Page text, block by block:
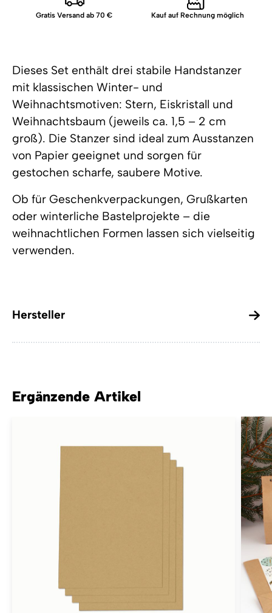
Dieses Set enthält drei stabile Handstanzer
mit klassischen Winter- und
Weihnachtsmotiven: Stern, Eiskristall und
Weihnachtsbaum (jeweils ca. 1,5 – 2 cm
groß). Die Stanzer sind ideal zum Ausstanzen
von Papier geeignet und sorgen für
gestochen scharfe, saubere Motive.
Ob für Geschenkverpackungen, Grußkarten
oder winterliche Bastelprojekte – die
weihnachtlichen Formen lassen sich vielseitig
verwenden.
Hersteller
Gratis Versand ab 70 € Kauf auf Rechnung möglich
Ergänzende Artikel